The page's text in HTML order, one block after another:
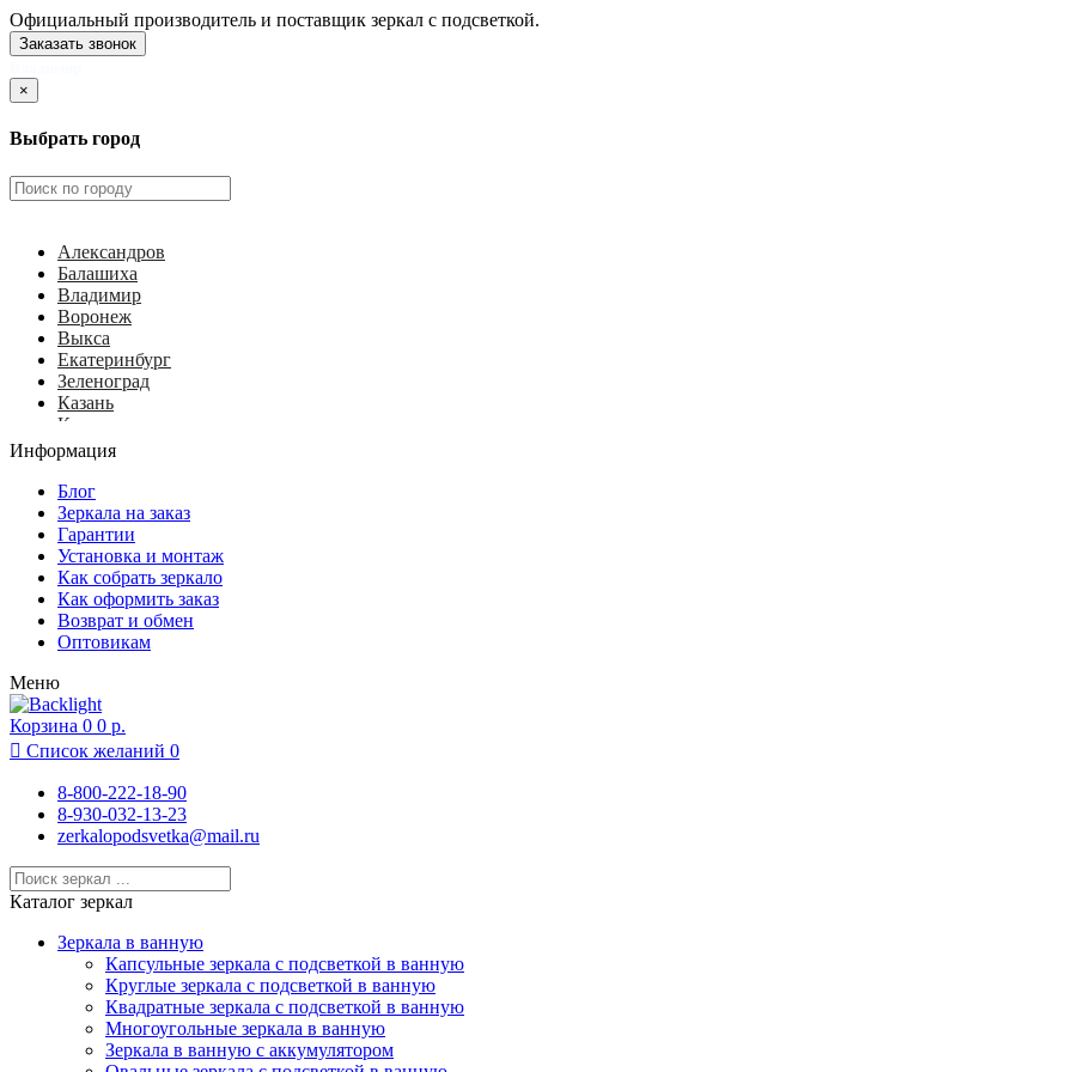
Официальный производитель и поставщик зеркал с подсветкой.
Заказать звонок
×
Выбрать город
Александров
Балашиха
Владимир
Воронеж
Выкса
Екатеринбург
Зеленоград
Казань
Калуга
Ковров
Королёв
Красногорск
Курск
Липецк
Москва
Московский
Муром
Нижний Новгород
Новосибирск
Подольск
Раменское
Реутов
Ростов-на-Дону
Санкт-Петербург
Севастополь
Сочи
Тамбов
Тула
Чебоксары
Ярославль
Информация
Блог
Зеркала на заказ
Гарантии
Установка и монтаж
Как собрать зеркало
Как оформить заказ
Возврат и обмен
Оптовикам
Меню
Корзина 0 0 р.
 Список желаний 0
8-800-222-18-90
8-930-032-13-23
zerkalopodsvetka@mail.ru
Каталог зеркал
Зеркала в ванную
Капсульные зеркала с подсветкой в ванную
Круглые зеркала с подсветкой в ванную
Квадратные зеркала с подсветкой в ванную
Многоугольные зеркала в ванную
Зеркала в ванную с аккумулятором